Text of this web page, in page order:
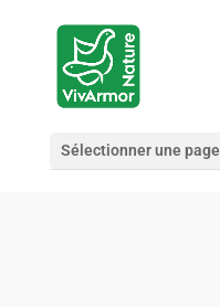
Sélectionner une page